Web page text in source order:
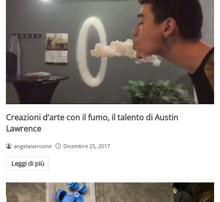
Creazioni d’arte con il fumo, il talento di Austin
Lawrence
angelaiannone Dicembre 25, 2017
Leggi di più